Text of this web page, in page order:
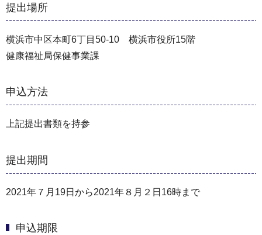
提出場所
横浜市中区本町6丁目50-10 横浜市役所15階
健康福祉局保健事業課
申込方法
上記提出書類を持参
提出期間
2021年７月19日から2021年８月２日16時まで
申込期限